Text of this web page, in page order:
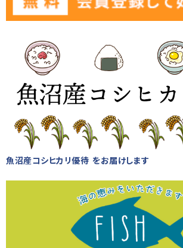
魚沼産コシヒカリ優待 をお届けします